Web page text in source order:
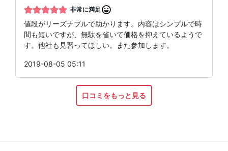
非常に満足
値段がリーズナブルで助かります。内容はシンプルで時
間も短いですが、無駄を省いて価格を抑えているようで
す。他社も見習ってほしい。また参加します。
2019-08-05 05:11
口コミをもっと見る